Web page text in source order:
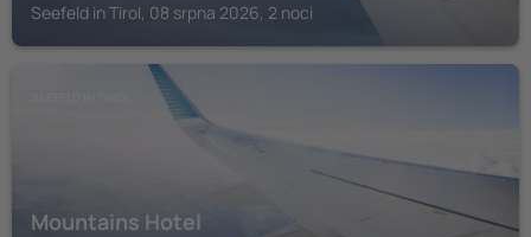
Seefeld in Tirol, 08 srpna 2026, 2 noci
Mountains Hotel